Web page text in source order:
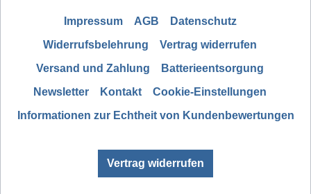
Impressum AGB
Datenschutz
Widerrufsbelehrung
Vertrag widerrufen
Versand und Zahlung
Batterieentsorgung
Newsletter
Kontakt
Cookie-Einstellungen
Informationen zur Echtheit von Kundenbewertungen
Vertrag widerrufen